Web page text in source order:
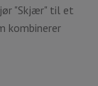
"Skjær" til et
kombinerer